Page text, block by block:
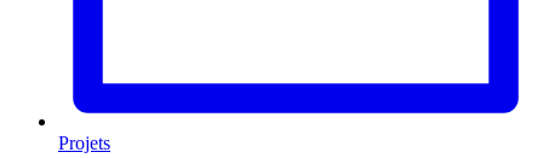
Projets